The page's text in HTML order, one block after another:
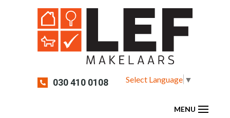
030 410 0108 Select Language ▼